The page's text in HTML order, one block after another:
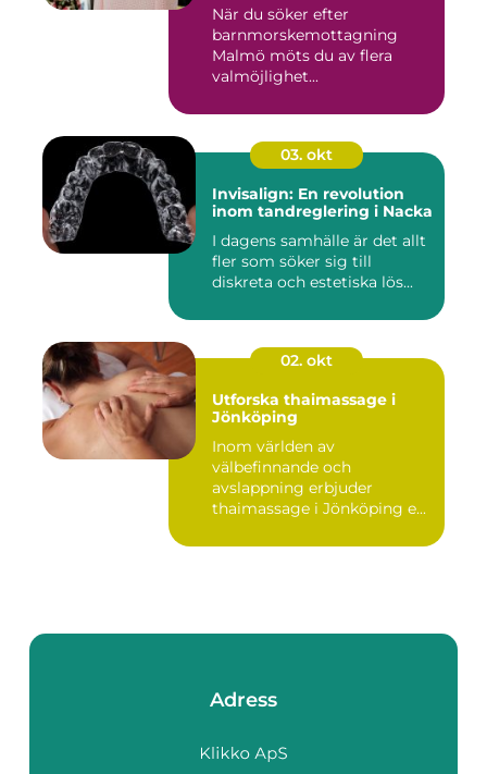
När du söker efter
barnmorskemottagning
Malmö möts du av flera
valmöjlighet...
03. okt
Invisalign: En revolution
inom tandreglering i Nacka
I dagens samhälle är det allt
fler som söker sig till
diskreta och estetiska lös...
02. okt
Utforska thaimassage i
Jönköping
Inom världen av
välbefinnande och
avslappning erbjuder
thaimassage i Jönköping e...
Adress